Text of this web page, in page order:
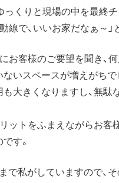
っくりと現場の中を最終
線で、いいお家だなぁ～
お客様のご要望を聞き、
いスペースが増えがちで
大きくなりますし、無
ットをふまえながらお客
す。
で私がしていますので、